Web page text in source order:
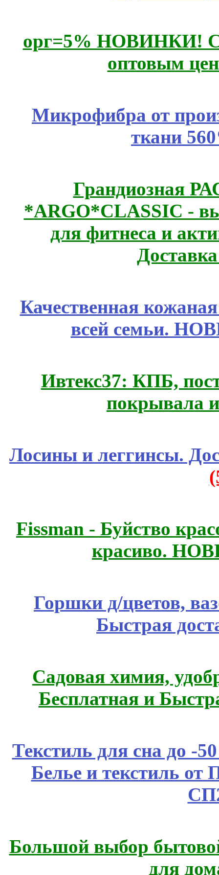
орг=5% НОВИНКИ!
оптовым
Микрофибра от
ткани
Грандиозная
*ARGO*CLASSIC -
для фитнеса и
Качественная
всей семьи.
Ивтекс37: КПБ,
покрывала
Лосины и леггинсы.
Fissmаn - Буйство
красиво.
Горшки д/цветов,
Быстрая
Садовая химия,
Бесплатная и
Текстиль для сна до
Белье и текстиль от
Большой выбор
для